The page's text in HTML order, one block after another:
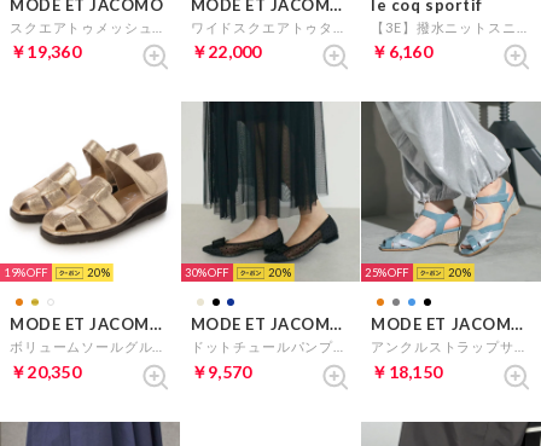
MODE ET JACOMO
￥19,360
MODE ET JACOMO D'ICI
￥22,000
le coq sportif
￥6,160
19% 20
MODE ET JACOMO D'ICI
￥20,350
30% 20
MODE ET JACOMO carino
￥9,570
25% 20
MODE ET JACOMO D'ICI
￥18,150